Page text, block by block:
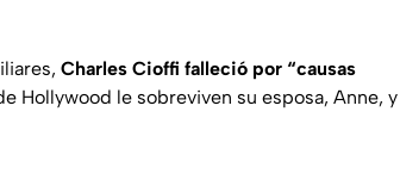
Charles Cioffi falleció por “causas
Hollywood le sobreviven su esposa, Anne, y